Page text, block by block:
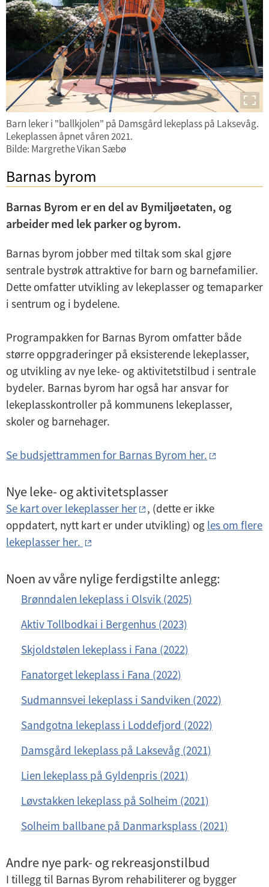
e
r
m
e
n
y
Park og natur
Sykkel og gange
Gateopprustning
Trafikksikkerhet
Aktiv Tollbodkai
Broer, murer og tunneler
m
e
e
r
n
y
n
d
m
e
n
U
e
r
m
Barn leker i "ballkjolen" på Damsgård lekeplass på Laksevåg.
Lekeplassen åpnet våren 2021.
Bilde: Margrethe Vikan Sæbø
Barnas byrom
Barnas Byrom er en del av Bymiljøetaten, og
arbeider med lek parker og byrom.
Barnas byrom jobber med tiltak som skal gjøre
sentrale bystrøk attraktive for barn og barnefamilier.
Dette omfatter utvikling av lekeplasser og temaparker
i sentrum og i bydelene.
Programpakken for Barnas Byrom omfatter både
større oppgraderinger på eksisterende lekeplasser,
og utvikling av nye leke- og aktivitetstilbud i sentrale
bydeler. Barnas byrom har også har ansvar for
lekeplasskontroller på kommunens lekeplasser,
skoler og barnehager.
Se budsjettrammen for Barnas Byrom her.
Nye leke- og aktivitetsplasser
Se kart over lekeplasser her
, (dette er ikke
oppdatert, nytt kart er under utvikling) og les om flere
lekeplasser her.
Noen av våre nylige ferdigstilte anlegg:
Brønndalen lekeplass i Olsvik (2025)
Aktiv Tollbodkai i Bergenhus (2023)
Skjoldstølen lekeplass i Fana (2022)
Fanatorget lekeplass i Fana (2022)
Sudmannsvei lekeplass i Sandviken (2022)
Sandgotna lekeplass i Loddefjord (2022)
Damsgård lekeplass på Laksevåg (2021)
Lien lekeplass på Gyldenpris (2021)
Løvstakken lekeplass på Solheim (2021)
Solheim ballbane på Danmarksplass (2021)
Andre nye park- og rekreasjonstilbud
I tillegg til Barnas Byrom rehabiliterer og bygger